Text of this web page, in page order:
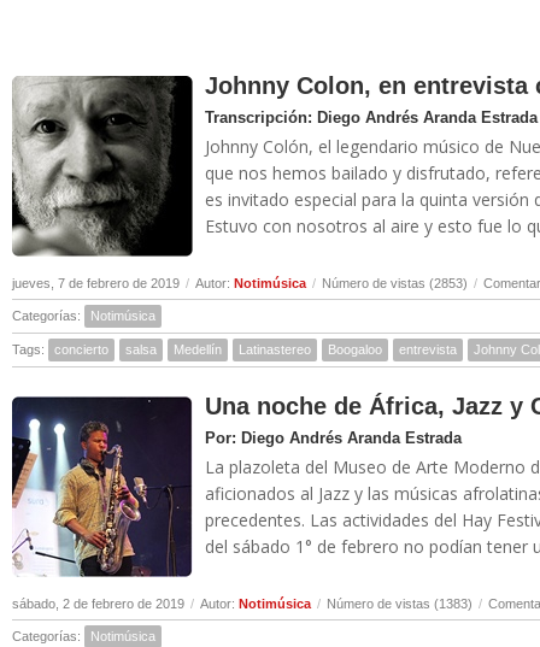
Johnny Colon, en entrevista
Transcripción: Diego Andrés Aranda Estrada
Johnny Colón, el legendario músico de
que nos hemos bailado y disfrutado,
es invitado especial para la quinta versión
Estuvo con nosotros al aire y esto fue lo
jueves, 7 de febrero de 2019 / Autor: Notimúsica / Número de vistas (2853) /
Categorías: Notimúsica
Tags: concierto salsa Medellín Latinastereo Boogaloo entrevista Johnny
Una noche de África, Jazz y
Por: Diego Andrés Aranda Estrada
La plazoleta del Museo de Arte Moderno
aficionados al Jazz y las músicas
precedentes. Las actividades del Hay
del sábado 1° de febrero no podían tener
sábado, 2 de febrero de 2019 / Autor: Notimúsica / Número de vistas (1383) /
Categorías: Notimúsica